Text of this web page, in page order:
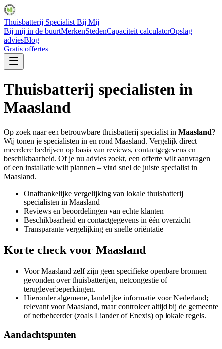
Thuisbatterij Specialist Bij Mij
Bij mij in de buurtMerkenStedenCapaciteit calculatorOpslag
adviesBlog
Gratis offertes
Thuisbatterij specialisten in
Maasland
Op zoek naar een betrouwbare thuisbatterij specialist in Maasland?
Wij tonen je specialisten in en rond Maasland. Vergelijk direct
meerdere bedrijven op basis van reviews, contactgegevens en
beschikbaarheid. Of je nu advies zoekt, een offerte wilt aanvragen
of een installatie wilt plannen – vind snel de juiste specialist in
Maasland.
Onafhankelijke vergelijking van lokale thuisbatterij
specialisten in Maasland
Reviews en beoordelingen van echte klanten
Beschikbaarheid en contactgegevens in één overzicht
Transparante vergelijking en snelle oriëntatie
Korte check voor Maasland
Voor Maasland zelf zijn geen specifieke openbare bronnen
gevonden over thuisbatterijen, netcongestie of
terugleverbeperkingen.
Hieronder algemene, landelijke informatie voor Nederland;
relevant voor Maasland, maar controleer altijd bij de gemeente
of netbeheerder (zoals Liander of Enexis) op lokale regels.
Aandachtspunten